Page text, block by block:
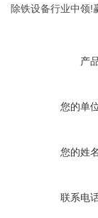
除铁设备行业中领!
产
您的单
您的姓
联系电